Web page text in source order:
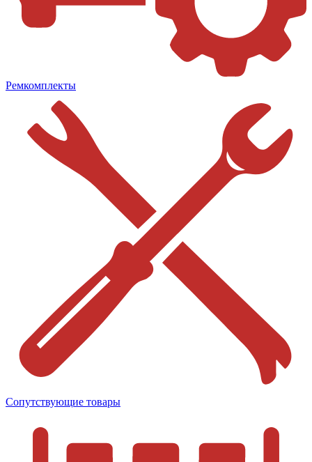
Ремкомплекты
Сопутствующие товары